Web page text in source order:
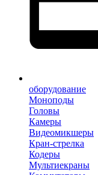
оборудование
Моноподы
Головы
Камеры
Видеомикшеры
Кран-стрелка
Кодеры
Мультиекраны